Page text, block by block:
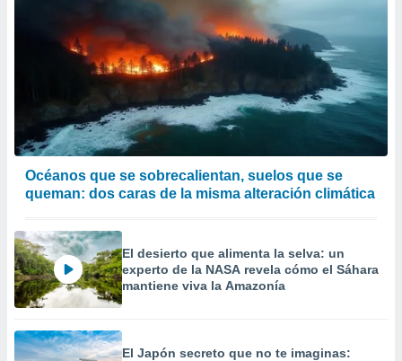
Océanos que se sobrecalientan, suelos que se
queman: dos caras de la misma alteración climática
El desierto que alimenta la selva: un
experto de la NASA revela cómo el Sáhara
mantiene viva la Amazonía
El Japón secreto que no te imaginas: